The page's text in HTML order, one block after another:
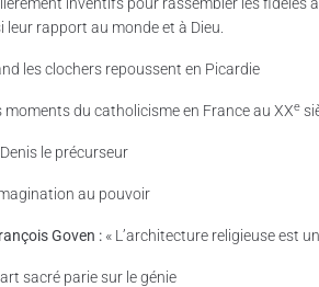
rapport au monde et à Dieu.
les clochers repoussent en Picardie
moments du catholicisme en France au XXe
le précurseur
au pouvoir
Goven : « L’architecture religieuse est
sacré parie sur le génie